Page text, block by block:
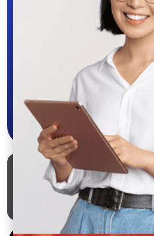
Скачайте приложение в
крутите колесо фортуны,
бонусы, удобно ищите и
объявления - все это в
приложении SALEX!
Скачать в Google Play
Маркеты Блог
О
Служба поддержки
Партнерка